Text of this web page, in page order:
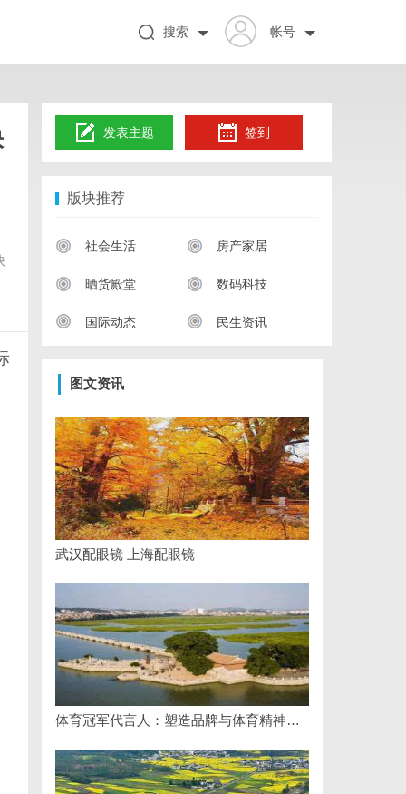
帐号
搜索
发表主题 签到
版块推荐
社会生活 房产家居
晒货殿堂 数码科技
国际动态 民生资讯
图文资讯
武汉配眼镜 上海配眼镜
体育冠军代言人：塑造品牌与体育精神的完美结合